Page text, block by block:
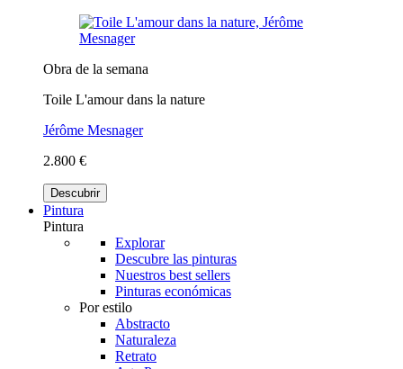
Obra de la semana
Toile L'amour dans la nature
Jérôme Mesnager
2.800 €
Descubrir
Pintura
Pintura
Explorar
Descubre las pinturas
Nuestros best sellers
Pinturas económicas
Por estilo
Abstracto
Naturaleza
Retrato